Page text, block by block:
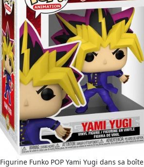
Figurine Funko POP Yami Yugi dans sa boîte